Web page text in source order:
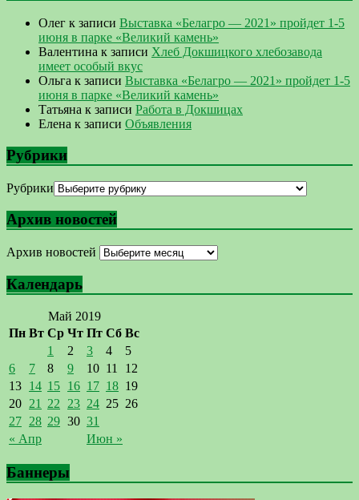
Олег к записи Выставка «Белагро — 2021» пройдет 1-5
июня в парке «Великий камень»
Валентина к записи Хлеб Докшицкого хлебозавода
имеет особый вкус
Ольга к записи Выставка «Белагро — 2021» пройдет 1-5
июня в парке «Великий камень»
Татьяна к записи Работа в Докшицах
Елена к записи Объявления
Рубрики
Рубрики
Архив новостей
Архив новостей
Календарь
Май 2019
Пн Вт Ср Чт Пт Сб Вс
« Апр Июн »
1 2 3 4
5
6
7 8 9 10 11
12
13 14 15 16 17 18 19
20 21 22 23 24 25 26
27 28 29 30 31
Баннеры